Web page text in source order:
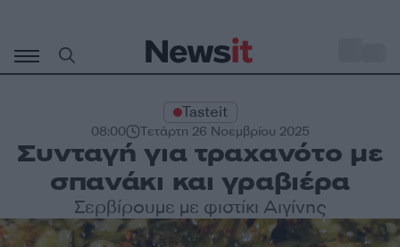
περιεχόμενο
Tasteit
08:00 Τετάρτη 26 Νοεμβρίου 2025
Συνταγή για τραχανότο με
σπανάκι και γραβιέρα
Σερβίρουμε με φιστίκι Αιγίνης